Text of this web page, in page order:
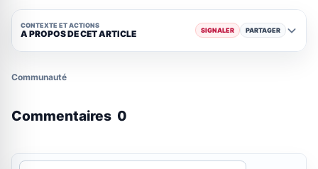
CONTEXTE ET ACTIONS
A PROPOS DE CET ARTICLE SIGNALER PARTAGER
Communauté
Commentaires 0